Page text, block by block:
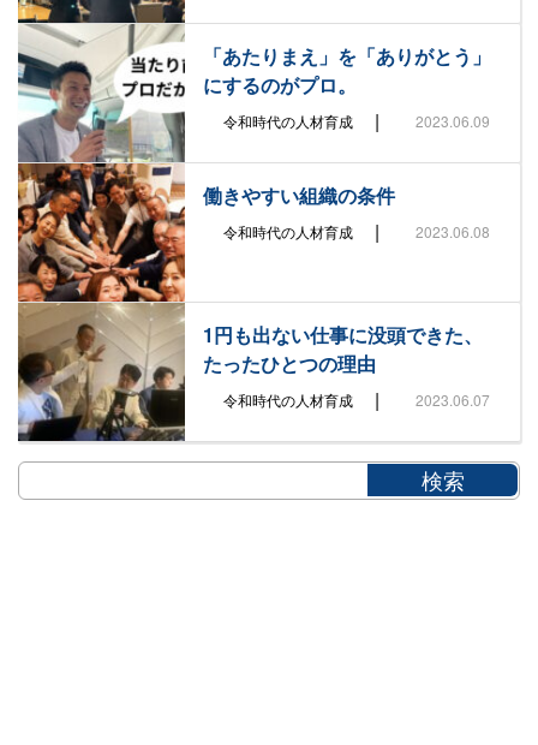
「あたりまえ」を「ありがとう」
にするのがプロ。
令和時代の人材育成 | 2023.06.09
働きやすい組織の条件
令和時代の人材育成 | 2023.06.08
1円も出ない仕事に没頭できた、
たったひとつの理由
令和時代の人材育成 | 2023.06.07